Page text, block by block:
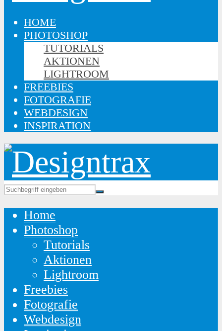
HOME
PHOTOSHOP
TUTORIALS
AKTIONEN
LIGHTROOM
FREEBIES
FOTOGRAFIE
WEBDESIGN
INSPIRATION
Home
Photoshop
Tutorials
Aktionen
Lightroom
Freebies
Fotografie
Webdesign